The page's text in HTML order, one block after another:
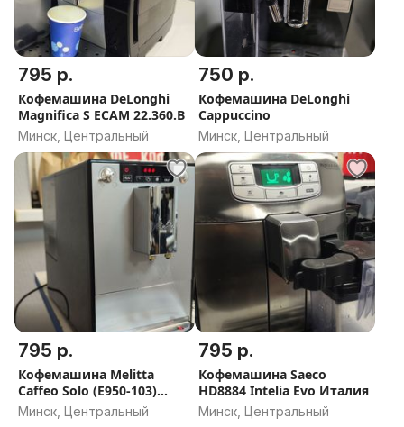
795 р.
Кофемашина DeLonghi
Magnifica S ECAM 22.360.B
Минск, Центральный
750 р.
Кофемашина DeLonghi
Cappuccino
Минск, Центральный
795 р.
Кофемашина Melitta
Caffeo Solo (E950-103)
ГЕРМАНИЯ
Минск, Центральный
795 р.
Кофемашина Saeco
HD8884 Intelia Evo Италия
Минск, Центральный